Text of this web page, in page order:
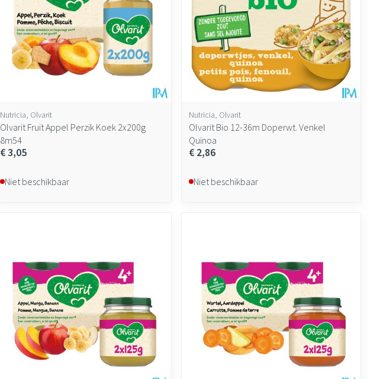
Nutricia, Olvarit
Olvarit Fruit Appel Perzik Koek 2x200g
8m54
€ 3,05
Niet beschikbaar
Nutricia, Olvarit
Olvarit Bio 12-36m Doperwt. Venkel
Quinoa
€ 2,86
Niet beschikbaar